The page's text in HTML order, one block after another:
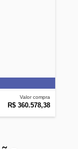
Valor compra
R$ 360.578,38